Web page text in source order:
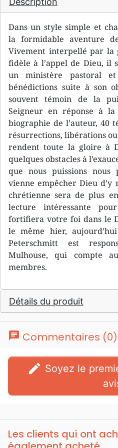
Dans un style simple et
la formidable aventure
Vivement interpellé par la
fidèle à l’appel de Dieu, il
un ministère pastoral
bénédictions suite à son
souvent témoin de la
Seigneur en réponse à
biographie de l’auteur, 40
résurrections, libérations
rendent toute la gloire à
quelques obstacles à
que nous puissions
vienne empêcher Dieu
chrétienne sera de plus
lecture intéressante
fortifiera votre foi dans le
le même hier,
Peterschmitt est
Mulhouse, qui compte
membres.
Détails du produit
chat Commentaires (0)
edit
Les clients qui ont